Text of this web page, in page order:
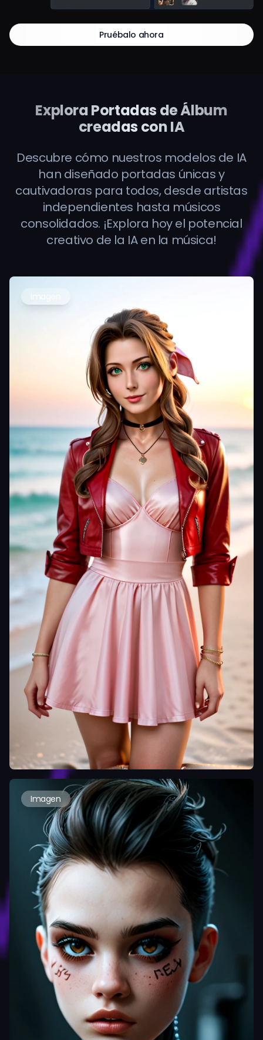
Pruébalo ahora
Explora Portadas de Álbum
creadas con IA
Descubre cómo nuestros modelos de IA
han diseñado portadas únicas y
cautivadoras para todos, desde artistas
independientes hasta músicos
consolidados. ¡Explora hoy el potencial
creativo de la IA en la música!
Imagen
Imagen